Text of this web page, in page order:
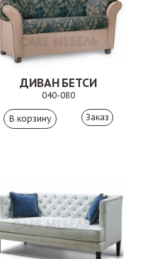
ДИВАН БЕТСИ
040-080
Заказ